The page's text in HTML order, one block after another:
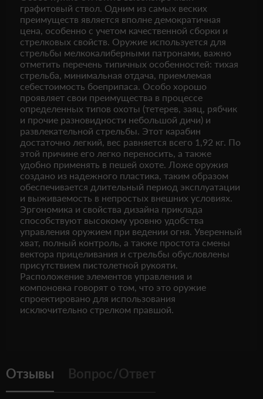
графитовый ствол. Одним из самых веских
преимуществ является вполне демократичная
цена, особенно с учетом качественной сборки и
стрелковых свойств. Оружие используется для
стрельбы мелкокалиберными патронами, важно
отметить перечень типичных особенностей: тихая
стрельба, минимальная отдача, приемлемая
себестоимость боеприпаса. Особо хорошо
проявляет свои преимущества в процессе
определенных типов охоты (тетерев, заяц, рябчик
и прочие разновидности небольшой дичи) и
развлекательной стрельбы. Этот карабин
достаточно легкий, вес равняется всего 1,92 кг. По
этой причине его легко переносить, а также
удобно применять в пешей охоте. Ложе оружия
создано из надежного пластика, таким образом
обеспечивается длительный период эксплуатации
и выживаемость в непростых внешних условиях.
Эргономика и свойства дизайна приклада
способствуют высокому уровню удобства
управления оружием при ведении огня. Уверенный
хват, полный контроль, а также простота смены
вектора прицеливания и стрельбы обусловлены
присутствием пистолетной рукояти.
Расположение элементов управления и
компоновка говорят о том, что это оружие
спроектировано для использования
исключительно стрелком правшой.
Отзывы Вопрос/Ответ